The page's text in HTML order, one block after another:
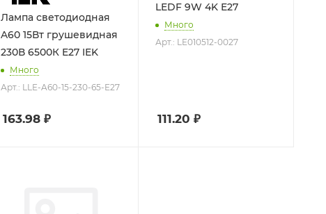
Лампа светодиодная
A60 15Вт грушевидная
230В 6500К E27 IEK
Много
Арт.: LLE-A60-15-230-65-E27
163.98₽
LEDF 9W 4K E27
Много
Арт.: LE010512-0027
111.20 ₽